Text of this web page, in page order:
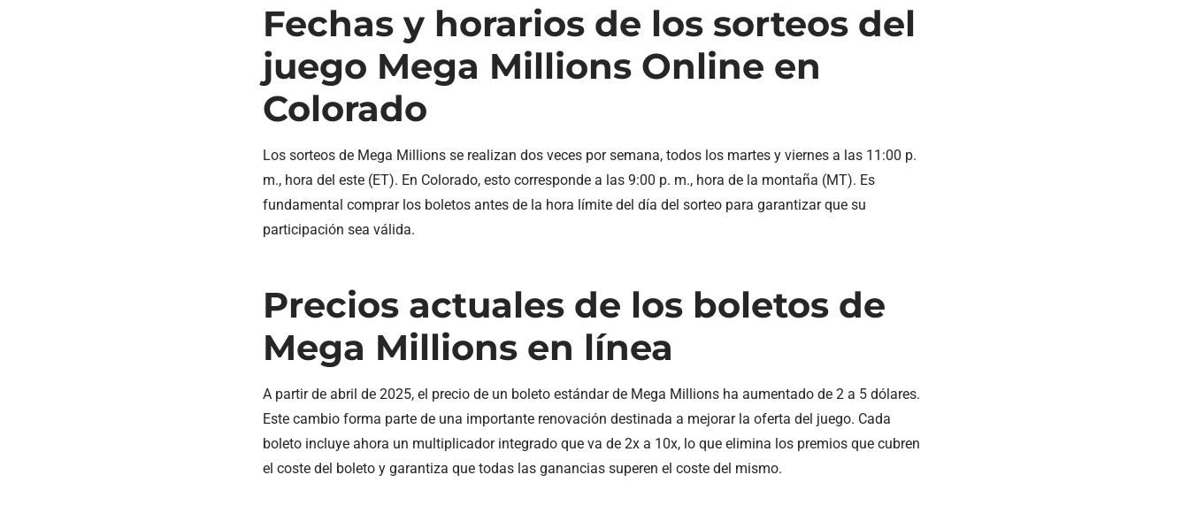
Fechas y horarios de los sorteos del
juego Mega Millions Online en
Colorado
Los sorteos de Mega Millions se realizan dos veces por semana, todos los martes y viernes a las 11:00 p.
m., hora del este (ET). En Colorado, esto corresponde a las 9:00 p. m., hora de la montaña (MT). Es
fundamental comprar los boletos antes de la hora límite del día del sorteo para garantizar que su
participación sea válida.
Precios actuales de los boletos de
Mega Millions en línea
A partir de abril de 2025, el precio de un boleto estándar de Mega Millions ha aumentado de 2 a 5 dólares.
Este cambio forma parte de una importante renovación destinada a mejorar la oferta del juego. Cada
boleto incluye ahora un multiplicador integrado que va de 2x a 10x, lo que elimina los premios que cubren
el coste del boleto y garantiza que todas las ganancias superen el coste del mismo.